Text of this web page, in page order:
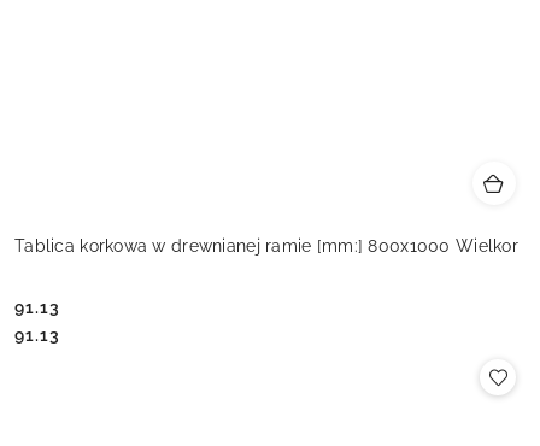
Tablica korkowa w drewnianej ramie [mm:] 800x1000 Wielkor
Cena:
91.13
Cena:
91.13